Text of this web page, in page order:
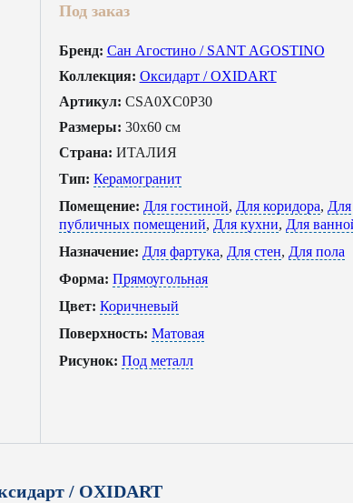
Под заказ
Бренд: Сан Агостино / SANT AGOSTINO
Коллекция: Оксидарт / OXIDART
Артикул: CSA0XC0P30
Размеры: 30x60 см
Страна: ИТАЛИЯ
Тип: Керамогранит
Помещение: Для гостиной, Для коридора, Для
публичных помещений, Для кухни, Для
Назначение: Для фартука, Для стен, Для пола
Форма: Прямоугольная
Цвет: Коричневый
Поверхность: Матовая
Рисунок: Под металл
/ OXIDART